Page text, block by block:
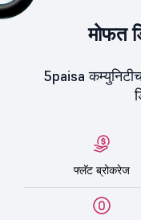
मोफत
5paisa
फ्लॅट ब्रोकरेज